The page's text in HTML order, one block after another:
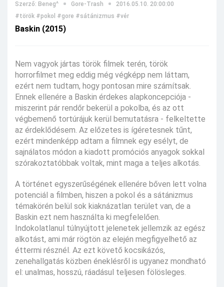
Szerző: Beneg^ Gore-Trash
2016.05.10. 20:00:00
#török #pokol #gore #sátánizmus #vér
Baskin (2015)
Nem vagyok jártas török filmek terén, török
horrorfilmet meg eddig még végképp nem láttam,
ezért nem tudtam, hogy pontosan mire számítsak.
Ennek ellenére a Baskin érdekes alapkoncepciója -
miszerint pár rendőr bekerül a pokolba, és az ott
végbemenő tortúrájuk kerül bemutatásra - felkeltette
az érdeklődésem. Az előzetes is ígéretesnek tűnt,
ezért mindenképp adtam a filmnek egy esélyt, de
sajnálatos módon a kiadott promóciós anyagok sokkal
szórakoztatóbbak voltak, mint maga a teljes alkotás.
A történet egyszerűségének ellenére bőven lett volna
potenciál a filmben, hiszen a pokol és a sátánizmus
témakörén belül sok kiaknázatlan terület van, de a
Baskin ezt nem használta ki megfelelően.
Indokolatlanul túlnyújtott jelenetek jellemzik az egész
alkotást, ami már rögtön az elején megfigyelhető az
éttermi résznél. Az ezt követő kocsikázós,
zenehallgatás közben éneklésről is ugyanez mondható
el: unalmas, hosszú, ráadásul teljesen fölösleges.